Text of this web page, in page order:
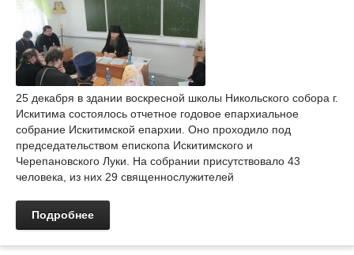
25 декабря в здании воскресной школы Никольского собора г.
Искитима состоялось отчетное годовое епархиальное
собрание Искитимской епархии. Оно проходило под
председательством епископа Искитимского и
Черепановского Луки. На собрании присутствовало 43
человека, из них 29 священнослужителей
Подробнее